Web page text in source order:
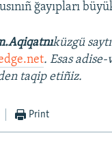
ğayıpları
küzgü
. Esas adise-
taqip etiñiz.
Print